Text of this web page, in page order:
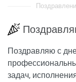
Поздравляю с
задач,